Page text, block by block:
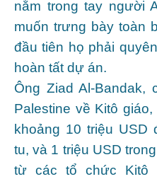
nằm trong tay người
muốn trưng bày toàn
đầu tiên họ phải
hoàn tất dự án.
Ông Ziad Al-Bandak,
Palestine về Kitô
khoảng 10 triệu USD
tu, và 1 triệu USD
từ các tổ chức Kitô